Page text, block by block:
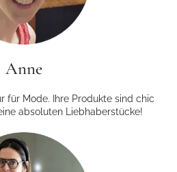
Anne
für Mode. Ihre Produkte sind chic
absoluten Liebhaberstücke!